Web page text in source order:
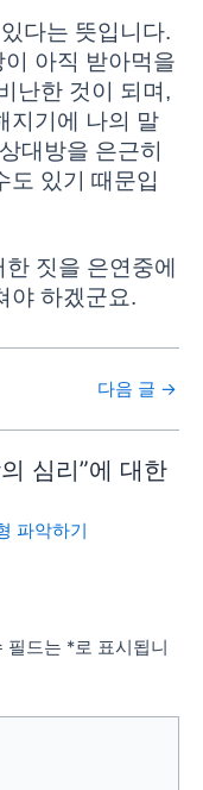
다는 뜻입니다.
아직 받아먹을
난한 것이 되며,
지기에 나의 말
대방을 은근히
도 있기 때문입
짓을 은연중에
야 하겠군요.
다음 글 →
심리”에 대한
파악하기
필드는 *로 표시됩니